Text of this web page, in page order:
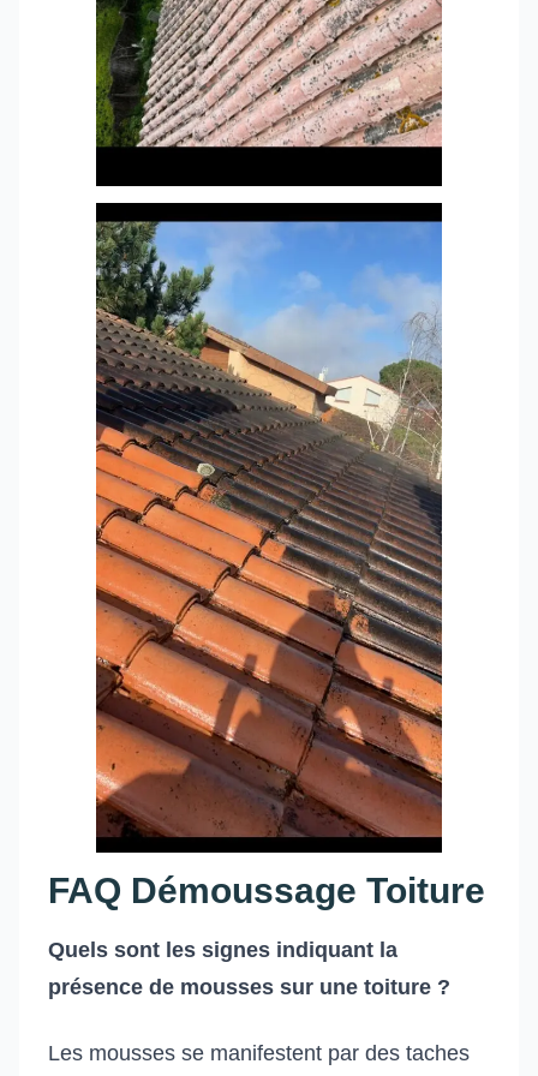
FAQ Démoussage Toiture
Quels sont les signes indiquant la
présence de mousses sur une toiture ?
Les mousses se manifestent par des taches